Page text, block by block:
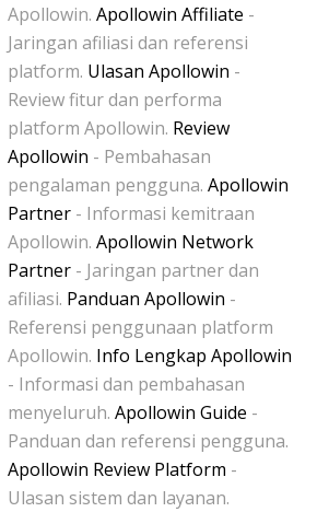
Apollowin. Apollowin Affiliate -
Jaringan afiliasi dan referensi
platform. Ulasan Apollowin -
Review fitur dan performa
platform Apollowin. Review
Apollowin - Pembahasan
pengalaman pengguna. Apollowin
Partner - Informasi kemitraan
Apollowin. Apollowin Network
Partner - Jaringan partner dan
afiliasi. Panduan Apollowin -
Referensi penggunaan platform
Apollowin. Info Lengkap Apollowin
- Informasi dan pembahasan
menyeluruh. Apollowin Guide -
Panduan dan referensi pengguna.
Apollowin Review Platform -
Ulasan sistem dan layanan.